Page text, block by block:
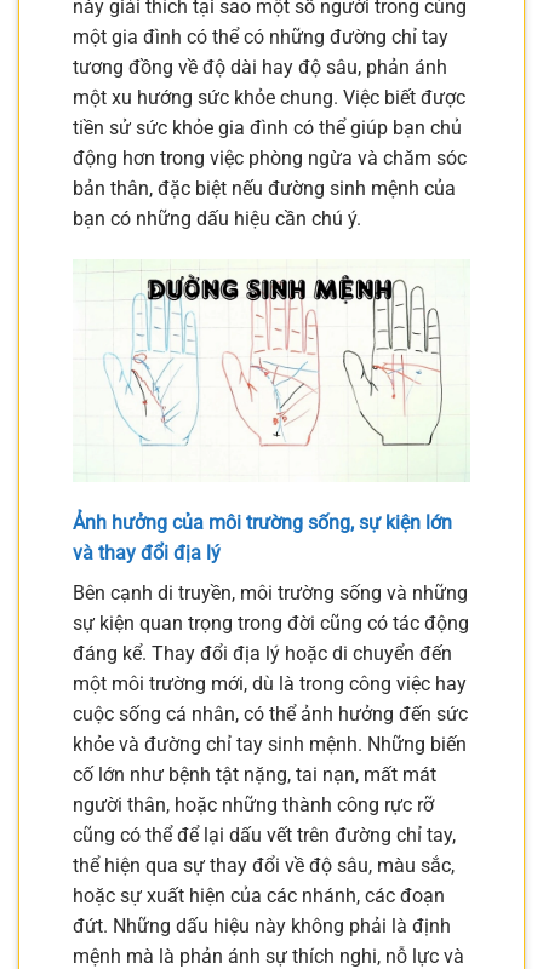
này giải thích tại sao một số người trong cùng
một gia đình có thể có những đường chỉ tay
tương đồng về độ dài hay độ sâu, phản ánh
một xu hướng sức khỏe chung. Việc biết được
tiền sử sức khỏe gia đình có thể giúp bạn chủ
động hơn trong việc phòng ngừa và chăm sóc
bản thân, đặc biệt nếu đường sinh mệnh của
bạn có những dấu hiệu cần chú ý.
Ảnh hưởng của môi trường sống, sự kiện lớn
và thay đổi địa lý
Bên cạnh di truyền, môi trường sống và những
sự kiện quan trọng trong đời cũng có tác động
đáng kể. Thay đổi địa lý hoặc di chuyển đến
một môi trường mới, dù là trong công việc hay
cuộc sống cá nhân, có thể ảnh hưởng đến sức
khỏe và đường chỉ tay sinh mệnh. Những biến
cố lớn như bệnh tật nặng, tai nạn, mất mát
người thân, hoặc những thành công rực rỡ
cũng có thể để lại dấu vết trên đường chỉ tay,
thể hiện qua sự thay đổi về độ sâu, màu sắc,
hoặc sự xuất hiện của các nhánh, các đoạn
đứt. Những dấu hiệu này không phải là định
mệnh mà là phản ánh sự thích nghi, nỗ lực và